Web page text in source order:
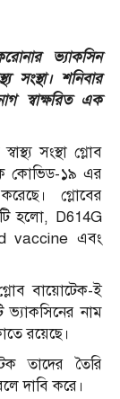
ভ্যাকসিন
সংস্থা। শনিবার
স্বাক্ষরিত এক
সংস্থা গ্লোব
কোভিড-১৯ এর
গ্লোবের
হলো, D614G
vaccine এবং
বায়োটেক-ই
ভ্যাকসিনের নাম
রয়েছে।
তাদের তৈরি
দাবি করে।